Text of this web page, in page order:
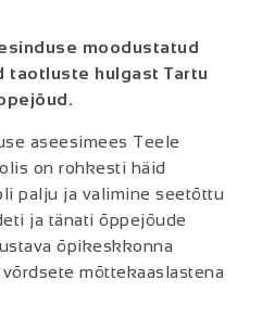
moodustatud
taotluste hulgast Tartu
aseesimees Teele
on rohkesti häid
palju ja valimine seetõttu
ja tänati õppejõude
õpikeskkonna
mõttekaaslastena